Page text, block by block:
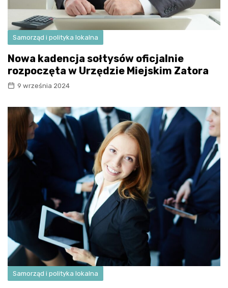
Samorząd i polityka lokalna
Nowa kadencja sołtysów oficjalnie
rozpoczęta w Urzędzie Miejskim Zatora
9 września 2024
Samorząd i polityka lokalna